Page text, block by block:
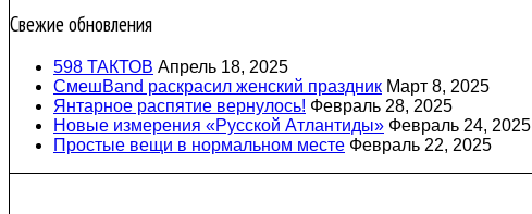
Свежие обновления
598 ТАКТОВ Апрель 18, 2025
СмешBand раскрасил женский праздник Март 8, 2025
Янтарное распятие вернулось! Февраль 28, 2025
Новые измерения «Русской Атлантиды» Февраль 24, 2025
Простые вещи в нормальном месте Февраль 22, 2025